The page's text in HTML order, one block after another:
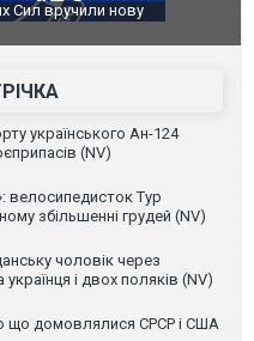
Сили оборони уразили
губернатор регіону заявив
атаку. ВІДЕО
українського Ан-124
(NV)
велосипедисток Тур
збільшенні грудей (NV)
чоловік через
і двох поляків (NV)
що домовлялися СРСР і США